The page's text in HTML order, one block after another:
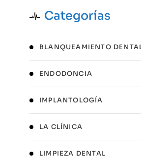
Categorías
BLANQUEAMIENTO
ENDODONCIA
IMPLANTOLOGÍA
LA CLÍNICA
LIMPIEZA DENTAL